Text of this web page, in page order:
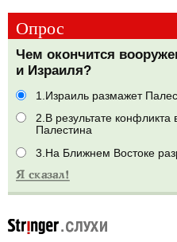
Опрос
Чем окончится
и Израиля?
1.Израиль размажет
2.В результате конфликта
Палестина
3.На Ближнем Востоке